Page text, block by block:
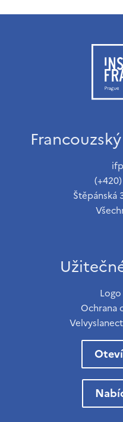
(+420)
Štěpánská
Ochrana